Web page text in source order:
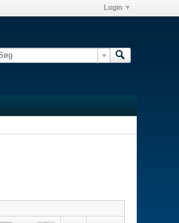
Login